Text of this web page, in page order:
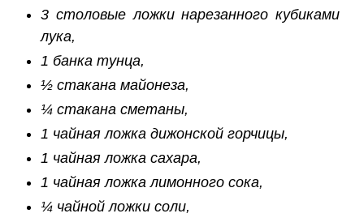
3 столовые ложки нарезанного кубиками
лука,
1 банка тунца,
½ стакана майонеза,
¼ стакана сметаны,
1 чайная ложка дижонской горчицы,
1 чайная ложка сахара,
1 чайная ложка лимонного сока,
¼ чайной ложки соли,